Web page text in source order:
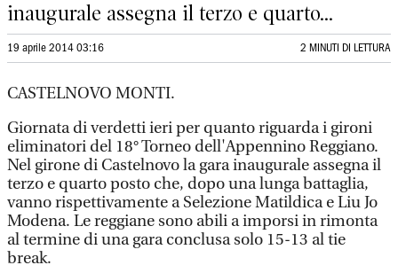
inaugurale assegna il terzo e quarto...
19 aprile 2014 03:16 2 MINUTI DI LETTURA
CASTELNOVO MONTI.
Giornata di verdetti ieri per quanto riguarda i gironi
eliminatori del 18° Torneo dell'Appennino Reggiano.
Nel girone di Castelnovo la gara inaugurale assegna il
terzo e quarto posto che, dopo una lunga battaglia,
vanno rispettivamente a Selezione Matildica e Liu Jo
Modena. Le reggiane sono abili a imporsi in rimonta
al termine di una gara conclusa solo 15-13 al tie
break.